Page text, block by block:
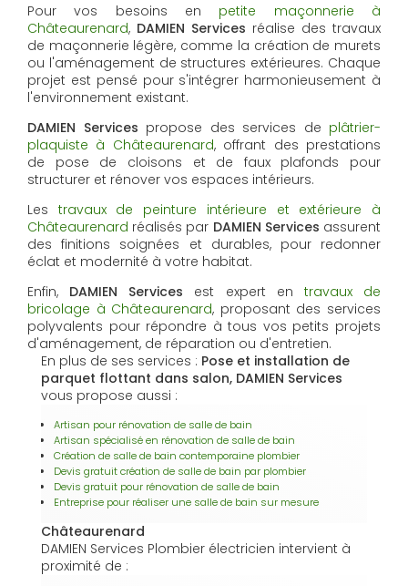
Pour vos besoins en petite maçonnerie à
Châteaurenard, DAMIEN Services réalise des travaux
de maçonnerie légère, comme la création de murets
ou l'aménagement de structures extérieures. Chaque
projet est pensé pour s'intégrer harmonieusement à
l'environnement existant.
DAMIEN Services propose des services de plâtrier-
plaquiste à Châteaurenard, offrant des prestations
de pose de cloisons et de faux plafonds pour
structurer et rénover vos espaces intérieurs.
Les travaux de peinture intérieure et extérieure à
Châteaurenard réalisés par DAMIEN Services assurent
des finitions soignées et durables, pour redonner
éclat et modernité à votre habitat.
Enfin, DAMIEN Services est expert en travaux de
bricolage à Châteaurenard, proposant des services
polyvalents pour répondre à tous vos petits projets
d'aménagement, de réparation ou d'entretien.
En plus de ses services : Pose et installation de
parquet flottant dans salon, DAMIEN Services
vous propose aussi :
Artisan pour rénovation de salle de bain
Artisan spécialisé en rénovation de salle de bain
Création de salle de bain contemporaine plombier
Devis gratuit création de salle de bain par plombier
Devis gratuit pour rénovation de salle de bain
Entreprise pour réaliser une salle de bain sur mesure
Châteaurenard
DAMIEN Services Plombier électricien intervient à
proximité de :